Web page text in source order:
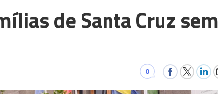
de Santa Cruz sem
0